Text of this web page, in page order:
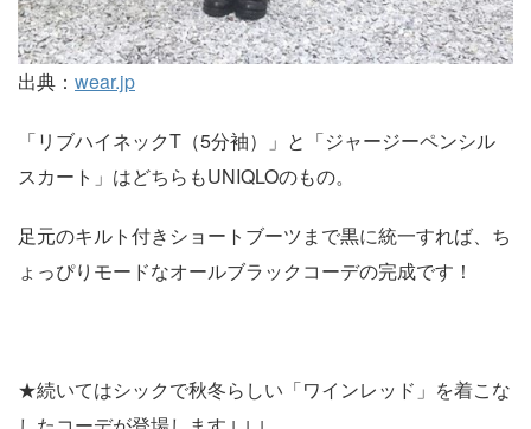
出典： wear.jp
「リブハイネックT（5分袖）」と「ジャージーペンシル
スカート」はどちらもUNIQLOのもの。
足元のキルト付きショートブーツまで黒に統一すれば、ち
ょっぴりモードなオールブラックコーデの完成です！
★続いてはシックで秋冬らしい「ワインレッド」を着こな